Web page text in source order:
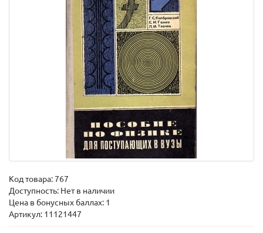
Код товара:767
Доступность: Нет в наличии
Цена в бонусных баллах: 1
Артикул: 11121447